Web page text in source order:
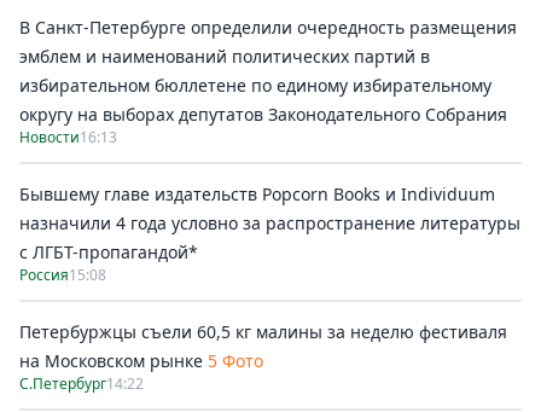
В Санкт-Петербурге определили очередность размещения
эмблем и наименований политических партий в
избирательном бюллетене по единому избирательному
округу на выборах депутатов Законодательного Собрания
Новости16:13
Бывшему главе издательств Popcorn Books и Individuum
назначили 4 года условно за распространение литературы
с ЛГБТ-пропагандой*
Россия15:08
Петербуржцы съели 60,5 кг малины за неделю фестиваля
на Московском рынке 5 Фото
С.Петербург14:22